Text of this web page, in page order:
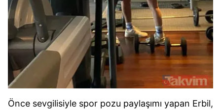
Önce sevgilisiyle spor pozu paylaşımı yapan Erbil,